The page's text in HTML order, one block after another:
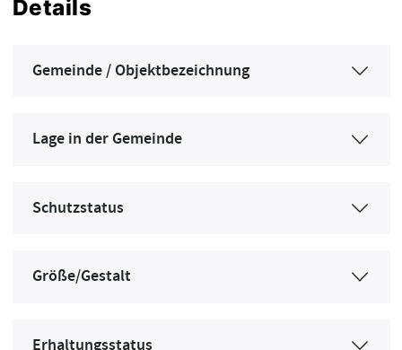
Details
Gemeinde / Objektbezeichnung
Lage in der Gemeinde
Schutzstatus
Größe/Gestalt
Erhaltungsstatus